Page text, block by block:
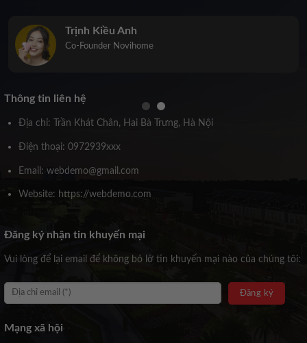
Trịnh Kiều Anh
Co-Founder Novihome
Thông tin liên hệ
Địa chỉ: Trần Khát Chân, Hai Bà Trưng, Hà Nội
Điện thoại: 0972939xxx
Email: webdemo@gmail.com
Website: https://webdemo.com
Đăng ký nhận tin khuyến mại
Vui lòng để lại email để không bỏ lỡ tin khuyến mại nào của chúng tôi:
Mạng xã hội